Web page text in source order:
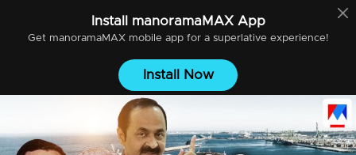
Install manoramaMAXApp
Get manoramaMAXmobile app for a superlative experience!
Install Now